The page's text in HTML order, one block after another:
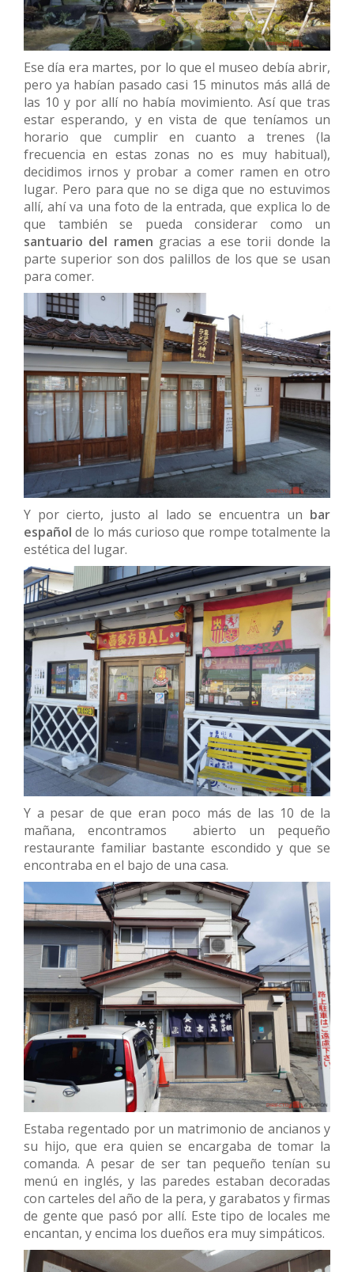
Ese día era martes, por lo que el museo debía abrir,
pero ya habían pasado casi 15 minutos más allá de
las 10 y por allí no había movimiento. Así que tras
estar esperando, y en vista de que teníamos un
horario que cumplir en cuanto a trenes (la
frecuencia en estas zonas no es muy habitual),
decidimos irnos y probar a comer ramen en otro
lugar. Pero para que no se diga que no estuvimos
allí, ahí va una foto de la entrada, que explica lo de
que también se pueda considerar como un
santuario del ramen gracias a ese torii donde la
parte superior son dos palillos de los que se usan
para comer.
Y por cierto, justo al lado se encuentra un bar
español de lo más curioso que rompe totalmente la
estética del lugar.
Y a pesar de que eran poco más de las 10 de la
mañana, encontramos abierto un pequeño
restaurante familiar bastante escondido y que se
encontraba en el bajo de una casa.
Estaba regentado por un matrimonio de ancianos y
su hijo, que era quien se encargaba de tomar la
comanda. A pesar de ser tan pequeño tenían su
menú en inglés, y las paredes estaban decoradas
con carteles del año de la pera, y garabatos y firmas
de gente que pasó por allí. Este tipo de locales me
encantan, y encima los dueños era muy simpáticos.